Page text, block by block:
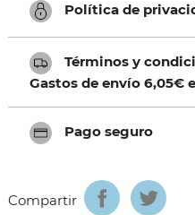
Política de
Términos y
Gastos de envío 6,05€
Pago seguro
Compartir